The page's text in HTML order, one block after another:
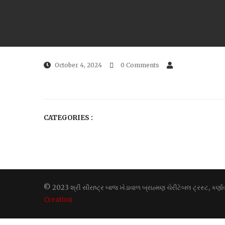
October 4, 2024 0 Comments
CATEGORIES :
© 2023 શ્રી સૌરાષ્ટ્ર બાજ ખેડાવાળ બ્રાહ્મણ ચેરીટેબલ ટ્રસ્ટ,
Creation